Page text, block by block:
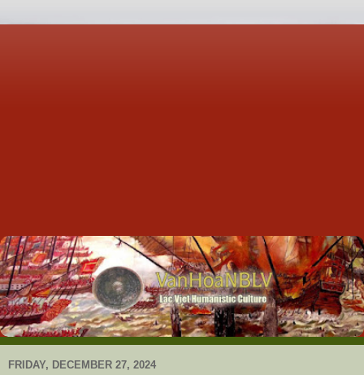
FRIDAY, DECEMBER 27, 2024